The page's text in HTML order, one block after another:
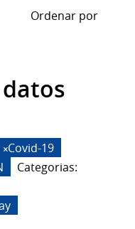
Ordenar por
Covid-19
Categorias: